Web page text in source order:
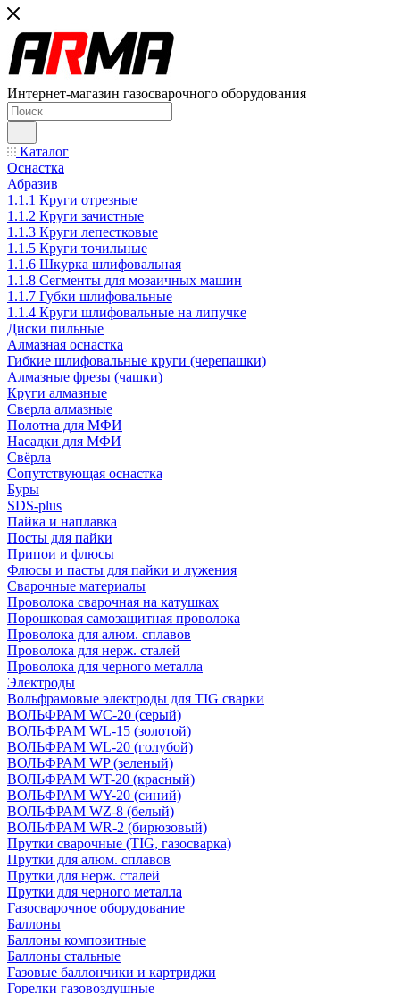
Интернет-магазин газосварочного оборудования
Каталог
Оснастка
Абразив
1.1.1 Круги отрезные
1.1.2 Круги зачистные
1.1.3 Круги лепестковые
1.1.5 Круги точильные
1.1.6 Шкурка шлифовальная
1.1.8 Сегменты для мозаичных машин
1.1.7 Губки шлифовальные
1.1.4 Круги шлифовальные на липучке
Диски пильные
Алмазная оснастка
Гибкие шлифовальные круги (черепашки)
Алмазные фрезы (чашки)
Круги алмазные
Сверла алмазные
Полотна для МФИ
Насадки для МФИ
Свёрла
Сопутствующая оснастка
Буры
SDS-plus
Пайка и наплавка
Посты для пайки
Припои и флюсы
Флюсы и пасты для пайки и лужения
Сварочные материалы
Проволока сварочная на катушках
Порошковая самозащитная проволока
Проволока для алюм. сплавов
Проволока для нерж. сталей
Проволока для черного металла
Электроды
Вольфрамовые электроды для TIG сварки
ВОЛЬФРАМ WC-20 (серый)
ВОЛЬФРАМ WL-15 (золотой)
ВОЛЬФРАМ WL-20 (голубой)
ВОЛЬФРАМ WP (зеленый)
ВОЛЬФРАМ WT-20 (красный)
ВОЛЬФРАМ WY-20 (синий)
ВОЛЬФРАМ WZ-8 (белый)
ВОЛЬФРАМ WR-2 (бирюзовый)
Прутки сварочные (TIG, газосварка)
Прутки для алюм. сплавов
Прутки для нерж. сталей
Прутки для черного металла
Газосварочное оборудование
Баллоны
Баллоны композитные
Баллоны стальные
Газовые баллончики и картриджи
Горелки газовоздушные